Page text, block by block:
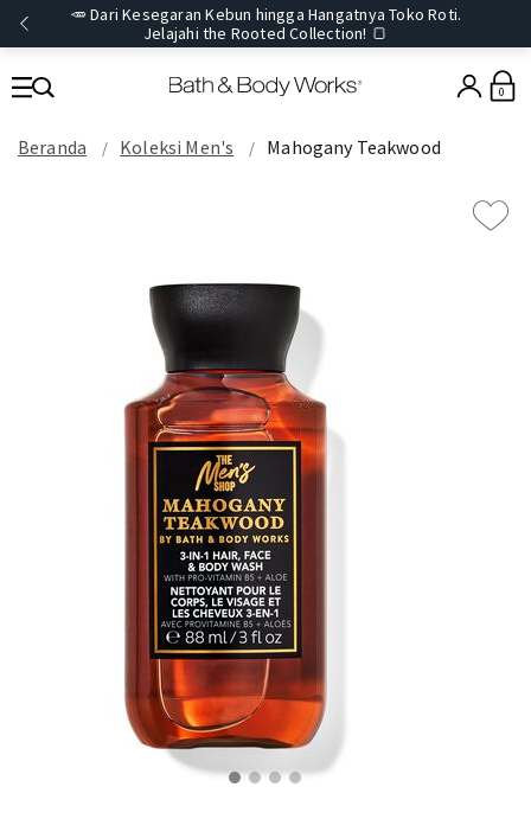
🥕 Dari Kesegaran Kebun hingga Hangatnya Toko Roti.
Jelajahi the Rooted Collection! 🍞
0
Beranda Koleksi Men's Mahogany Teakwood